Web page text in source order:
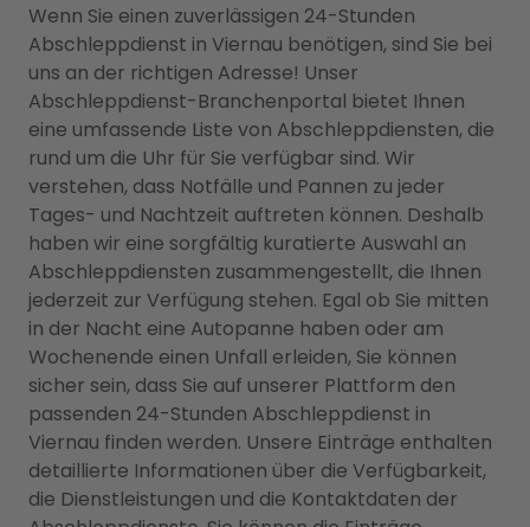
Wenn Sie einen zuverlässigen 24-Stunden
Abschleppdienst in Viernau benötigen, sind Sie bei
uns an der richtigen Adresse! Unser
Abschleppdienst-Branchenportal bietet Ihnen
eine umfassende Liste von Abschleppdiensten, die
rund um die Uhr für Sie verfügbar sind. Wir
verstehen, dass Notfälle und Pannen zu jeder
Tages- und Nachtzeit auftreten können. Deshalb
haben wir eine sorgfältig kuratierte Auswahl an
Abschleppdiensten zusammengestellt, die Ihnen
jederzeit zur Verfügung stehen. Egal ob Sie mitten
in der Nacht eine Autopanne haben oder am
Wochenende einen Unfall erleiden, Sie können
sicher sein, dass Sie auf unserer Plattform den
passenden 24-Stunden Abschleppdienst in
Viernau finden werden. Unsere Einträge enthalten
detaillierte Informationen über die Verfügbarkeit,
die Dienstleistungen und die Kontaktdaten der